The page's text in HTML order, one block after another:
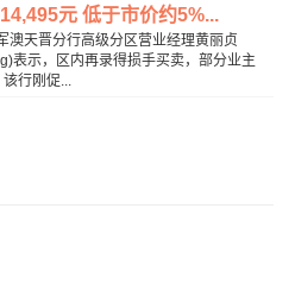
元 低于市价约5%...
澳天晋分行高级分区营业经理黄丽贞
表示，区内再录得损手买卖，部分业主
行刚促...